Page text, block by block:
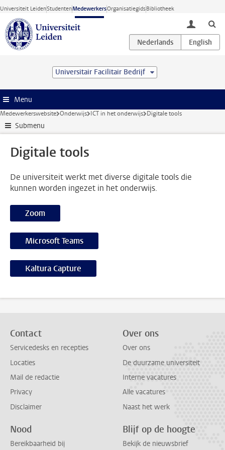
Ga direct naar de inhoud
Universiteit LeidenStudentenMedewerkersOrganisatiegidsBibliotheek
toggle
Universitair Facilitair Bedrijf
Menu
Medewerkerswebsite Onderwijs ICT in het onderwijs Digitale tools
Submenu
Digitale tools
De universiteit werkt met diverse digitale tools die
kunnen worden ingezet in het onderwijs.
Zoom
Microsoft Teams
Kaltura Capture
Contact
Servicedesks en recepties
Locaties
Mail de redactie
Privacy
Disclaimer
Over ons
Over ons
De duurzame universiteit
Interne vacatures
Alle vacatures
Naast het werk
Nood
Bereikbaarheid bij
Blijf op de hoogte
Bekijk de nieuwsbrief